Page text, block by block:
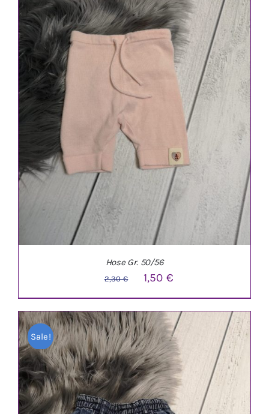
IN DEN WARENKORB / DETAILS
Hose Gr. 50/56
2,30€
Ursprünglicher
Preis
war:
2,30 €
1,50€
Preis
ist:
1,50 €.
Sale!